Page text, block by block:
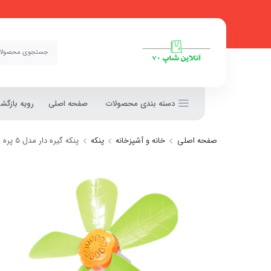
دسته بندی محصولات صفحه اصلی رویه
صفحه اصلی خانه و آشپزخانه پنکه پنکه گیره دار مدل 5 پره